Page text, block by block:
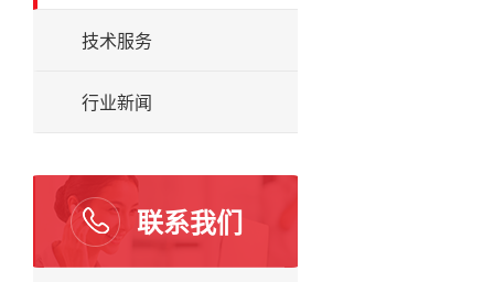
技术服务
行业新闻
联系我们